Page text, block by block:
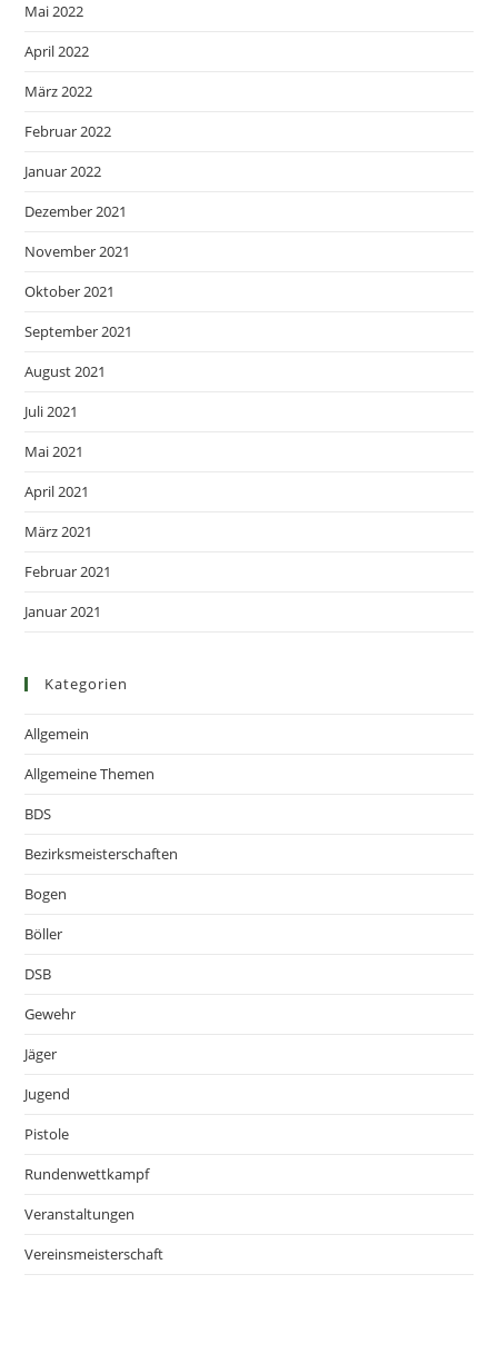
Mai 2022
April 2022
März 2022
Februar 2022
Januar 2022
Dezember 2021
November 2021
Oktober 2021
September 2021
August 2021
Juli 2021
Mai 2021
April 2021
März 2021
Februar 2021
Januar 2021
Kategorien
Allgemein
Allgemeine Themen
BDS
Bezirksmeisterschaften
Bogen
Böller
DSB
Gewehr
Jäger
Jugend
Pistole
Rundenwettkampf
Veranstaltungen
Vereinsmeisterschaft